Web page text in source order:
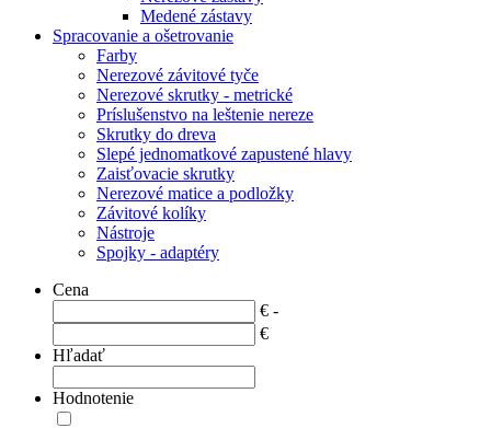
Medené zástavy
Spracovanie a ošetrovanie
Farby
Nerezové závitové tyče
Nerezové skrutky - metrické
Príslušenstvo na leštenie nereze
Skrutky do dreva
Slepé jednomatkové zapustené hlavy
Zaisťovacie skrutky
Nerezové matice a podložky
Závitové kolíky
Nástroje
Spojky - adaptéry
Cena
€ -
€
Hľadať
Hodnotenie